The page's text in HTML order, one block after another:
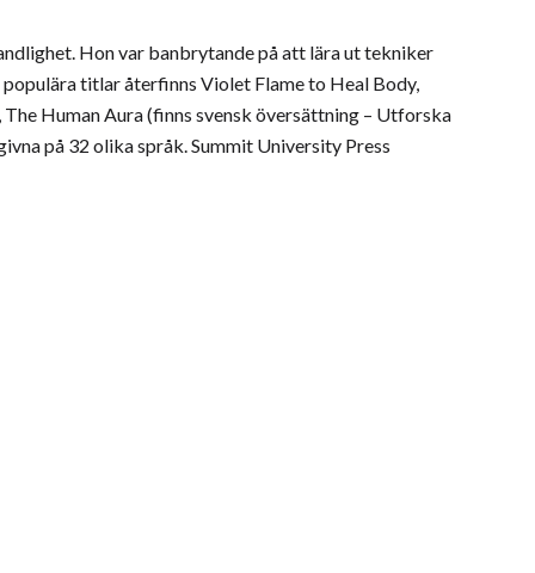
Hon var banbrytande på att lära ut tekniker
titlar återfinns Violet Flame to Heal Body,
The Human Aura (finns svensk översättning – Utforska
på 32 olika språk. Summit University Press